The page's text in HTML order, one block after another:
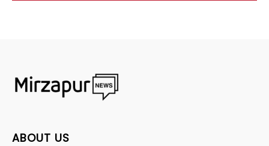
ABOUT US